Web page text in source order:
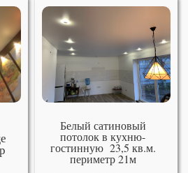
Белый сатиновый
потолок в кухню-
гостинную 23,5 кв.м.
периметр 21м